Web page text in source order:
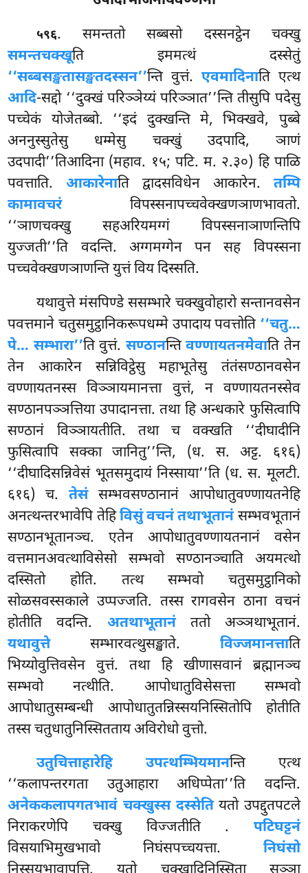
५९६. समन्ततोसब्बसो दस्सनट्ठेन चक्खु
समन्तचक्खूति इममत्थं दस्सेतुं
‘‘सब्बसङ्खतासङ्खतदस्सन’’न्ति वुत्तं. एवमादिनाति एत्थ
आदि-सद्दो ‘‘दुक्खं परिञ्ञेय्यं परिञ्ञात’’न्ति तीसुपि पदेसु
पच्चेकं योजेतब्बो. ‘‘इदं दुक्खन्ति मे, भिक्खवे, पुब्बे
अननुस्सुतेसु धम्मेसु चक्खुं उदपादि, ञाणं
उदपादी’’तिआदिना (महाव. १५; पटि. म. २.३०) हि पाळि
पवत्ताति.आकारेनाति द्वादसविधेन आकारेन. तम्पि
कामावचरंविपस्सनापच्चवेक्खणञाणभावतो.
‘‘ञाणचक्खु सहअरियमग्गं विपस्सनाञाणन्तिपि
युज्जती’’ति वदन्ति. अग्गमग्गेन पन सह विपस्सना
पच्चवेक्खणञाणन्ति युत्तं विय दिस्सति.
यथावुत्ते मंसपिण्डे ससम्भारे चक्खुवोहारो सन्तानवसेन
पवत्तमाने चतुसमुट्ठानिकरूपधम्मे उपादाय पवत्तोति ‘‘चतु…
पे… सम्भारा’’ति वुत्तं. सण्ठानन्तिवण्णायतनमेवाति तेन
तेन आकारेन सन्निविट्ठेसु महाभूतेसु तंतंसण्ठानवसेन
वण्णायतनस्स विञ्ञायमानत्ता वुत्तं, न वण्णायतनस्सेव
सण्ठानपञ्ञत्तिया उपादानत्ता. तथा हि अन्धकारे फुसित्वापि
सण्ठानं विञ्ञायतीति. तथा च वक्खति ‘‘दीघादीनि
फुसित्वापि सक्का जानितु’’न्ति, (ध. स. अट्ट. ६१६)
‘‘दीघादिसन्निवेसं भूतसमुदायं निस्साया’’ति (ध. स. मूलटी.
६१६) च. तेसंसम्भवसण्ठानानं आपोधातुवण्णायतनेहि
अनत्थन्तरभावेपि तेहिविसुं वचनं तथाभूतानंसम्भवभूतानं
सण्ठानभूतानञ्च. एतेन आपोधातुवण्णायतनानं वसेन
वत्तमानअवत्थाविसेसो सम्भवो सण्ठानञ्चाति अयमत्थो
दस्सितो होति. तत्थ सम्भवो चतुसमुट्ठानिको
सोळसवस्सकाले उप्पज्जति. तस्स रागवसेन ठाना वचनं
होतीति वदन्ति. अतथाभूतानंततो अञ्ञथाभूतानं.
यथावुत्तेसम्भारवत्थुसङ्खाते. विज्जमानत्ताति
भिय्योवुत्तिवसेन वुत्तं. तथा हि खीणासवानं ब्रह्मानञ्च
सम्भवो नत्थीति. आपोधातुविसेसत्ता सम्भवो
आपोधातुसम्बन्धी आपोधातुतन्निस्सयनिस्सितोपि होतीति
तस्स चतुधातुनिस्सितताय अविरोधो वुत्तो.
उतुचित्ताहारेहि उपत्थम्भियमानन्ति एत्थ
‘‘कलापन्तरगता उतुआहारा अधिप्पेता’’ति वदन्ति.
अनेककलापगतभावं चक्खुस्स दस्सेतियतो उपद्दुतपटले
निराकरणेपि चक्खु विज्जतीति . पटिघट्टनं
विसयाभिमुखभावो निघंसपच्चयत्ता. निघंसो